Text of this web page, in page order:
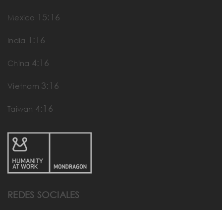
Mexico 15:16
India 1:16
China 4:16
Vietnam 3:16
Taiwan 4:16
REDES SOCIALES